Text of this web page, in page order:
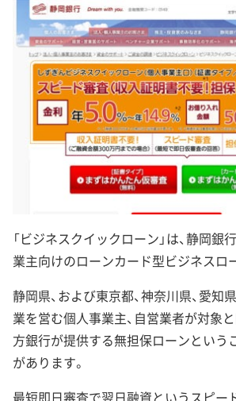
「ビジネスクイックローン」は、静岡
業主向けのローンカード型ビジネスロ
静岡県、および東京都、神奈川県、愛知
業を営む個人事業主、自営業者が対象
方銀行が提供する無担保ローンという
があります。